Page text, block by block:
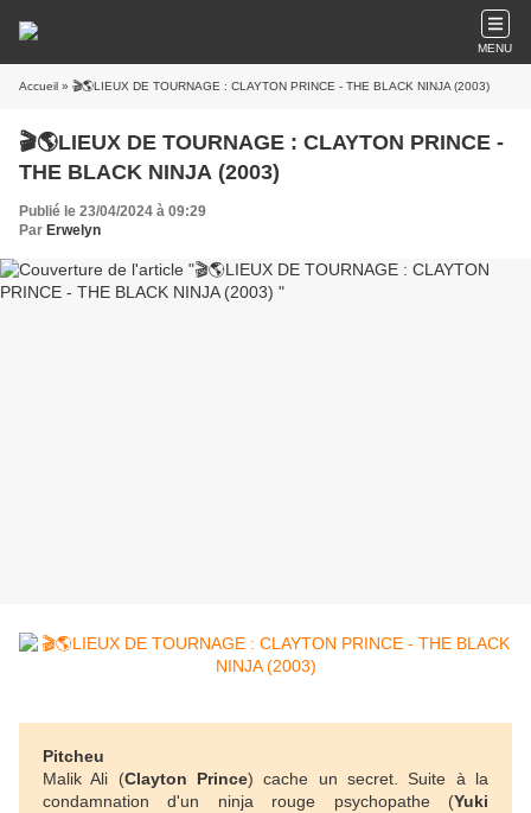
MENU
Accueil » 🎬🌎LIEUX DE TOURNAGE : CLAYTON PRINCE - THE BLACK NINJA (2003)
🎬🌎LIEUX DE TOURNAGE : CLAYTON PRINCE -
THE BLACK NINJA (2003)
Publié le 23/04/2024 à 09:29
Par Erwelyn
Pitcheu
Malik Ali (Clayton Prince) cache un secret. Suite à la
condamnation d'un ninja rouge psychopathe (Yuki